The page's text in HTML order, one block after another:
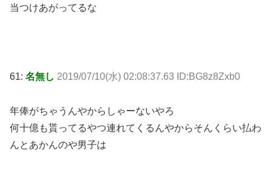
当つけあがってるな
61: 名無し 2019/07/10(水) 02:08:37.63 ID:BG8z8Zxb0
年俸がちゃうんやからしゃーないやろ
何十億も貰ってるやつ連れてくるんやからそんくらい払わ
んとあかんのや男子は